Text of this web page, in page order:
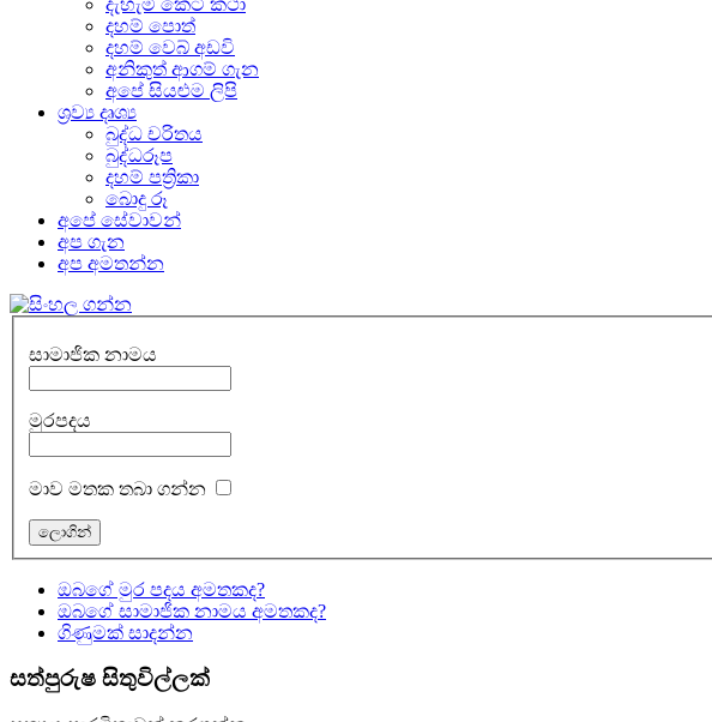
දැහැමි කෙටි කථා
දහම් පොත්
දහම් වෙබ් අඩවි
අනිකුත් ආගම් ගැන
අපේ සියළුම ලිපි
ශ්‍රව්‍ය දෘශ්‍ය
බුද්ධ චරිතය
බුද්ධරූප
දහම් පත්‍රිකා
බොදු රූ
අපේ සේවාවන්
අප ගැන
අප අමතන්න
සාමාජික නාමය
මුරපදය
මාව මතක තබා ගන්න
ඔබගේ මුර පදය අමතකද?
ඔබගේ සාමාජික නාමය අමතකද?
ගිණුමක් සාදන්න
සත්පුරුෂ සිතුවිල්ලක්